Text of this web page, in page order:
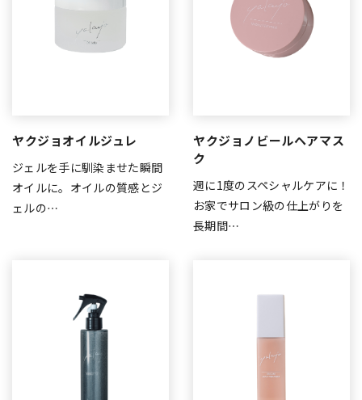
ヤクジョオイルジュレ
ジェルを手に馴染ませた瞬間
オイルに。オイルの質感とジ
ェルの…
ヤクジョノビールヘアマス
ク
週に1度のスペシャルケアに！
お家でサロン級の仕上がりを
長期間…